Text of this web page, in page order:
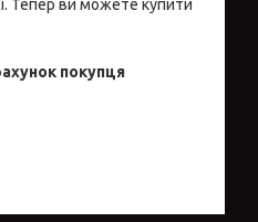
Тепер ви можете купити
покупця